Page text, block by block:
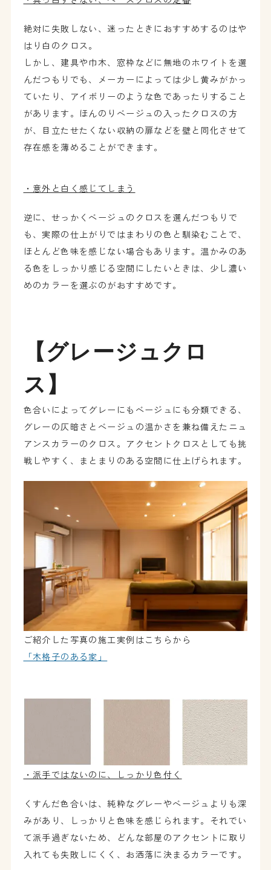
絶対に失敗しない、迷ったときにおすすめするのはや
はり白のクロス。
しかし、建具や巾木、窓枠などに無地のホワイトを選
んだつもりでも、メーカーによっては少し黄みがかっ
ていたり、アイボリーのような色であったりすること
があります。ほんのりベージュの入ったクロスの方
が、目立たせたくない収納の扉などを壁と同化させて
存在感を薄めることができます。
・意外と白く感じてしまう
逆に、せっかくベージュのクロスを選んだつもりで
も、実際の仕上がりではまわりの色と馴染むことで、
ほとんど色味を感じない場合もあります。温かみのあ
る色をしっかり感じる空間にしたいときは、少し濃い
めのカラーを選ぶのがおすすめです。
【グレージュクロ
ス】
色合いによってグレーにもベージュにも分類できる、
グレーの仄暗さとベージュの温かさを兼ね備えたニュ
アンスカラーのクロス。アクセントクロスとしても挑
戦しやすく、まとまりのある空間に仕上げられます。
ご紹介した写真の施工実例はこちらから
「木格子のある家」
・派手ではないのに、しっかり色付く
くすんだ色合いは、純粋なグレーやベージュよりも深
みがあり、しっかりと色味を感じられます。それでい
て派手過ぎないため、どんな部屋のアクセントに取り
入れても失敗しにくく、お洒落に決まるカラーです。